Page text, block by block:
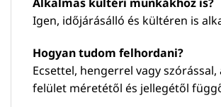
Alkalmas kültéri munkákhoz is?
Igen, időjárásálló és kültéren is
Hogyan tudom felhordani?
Ecsettel, hengerrel vagy
felület méretétől és jellegétől